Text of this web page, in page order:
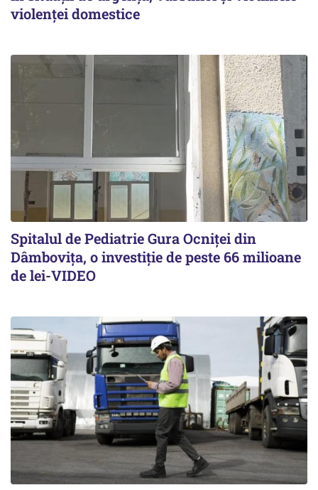
violenței domestice
Spitalul de Pediatrie Gura Ocniței din
Dâmbovița, o investiție de peste 66 milioane
de lei-VIDEO